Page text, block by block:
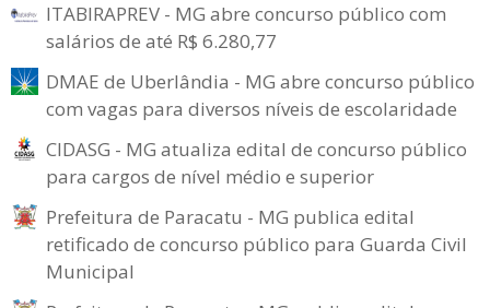
ITABIRAPREV - MG abre concurso público com
salários de até R$ 6.280,77
DMAE de Uberlândia - MG abre concurso público
com vagas para diversos níveis de escolaridade
CIDASG - MG atualiza edital de concurso público
para cargos de nível médio e superior
Prefeitura de Paracatu - MG publica edital
retificado de concurso público para Guarda Civil
Municipal